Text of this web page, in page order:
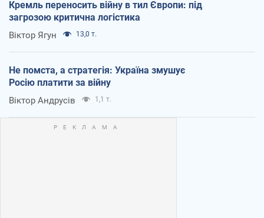
Кремль переносить війну в тил Європи: під
загрозою критична логістика
Віктор Ягун 13,0 т.
Не помста, а стратегія: Україна змушує
Росію платити за війну
Віктор Андрусів 1,1 т.